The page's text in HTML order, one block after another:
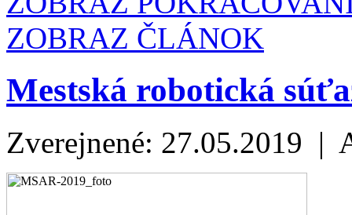
ZOBRAZ ČLÁNOK
Mestská robotická
Zverejnené: 27.05.2019 |